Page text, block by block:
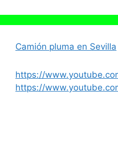
Camión pluma en Sevilla
https://
https://